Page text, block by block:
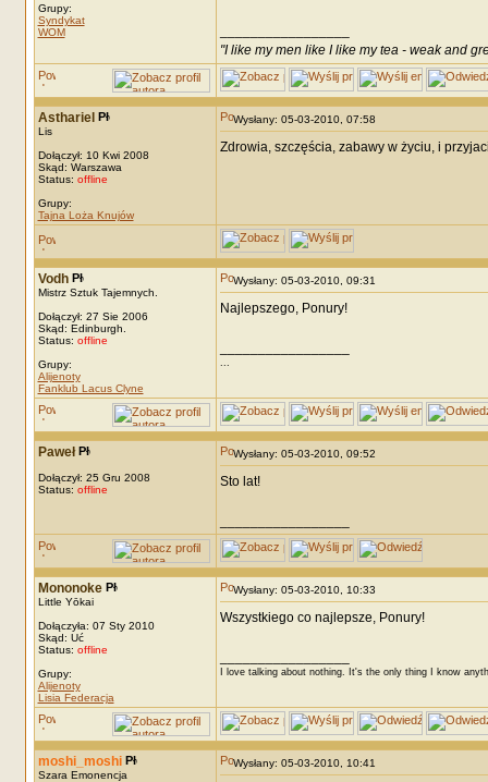
Grupy:
Syndykat
WOM
"I like my men like I like my tea - weak and
Asthariel
Lis
Dołączył: 10 Kwi 2008
Skąd: Warszawa
Status: offline
Grupy:
Tajna Loża Knujów
Wysłany: 05-03-2010, 07:58
Zdrowia, szczęścia, zabawy w życiu, i
Vodh
Mistrz Sztuk Tajemnych.
Dołączył: 27 Sie 2006
Skąd: Edinburgh.
Status: offline
Grupy:
Alijenoty
Fanklub Lacus Clyne
Wysłany: 05-03-2010, 09:31
Najlepszego, Ponury!
...
Paweł
Dołączył: 25 Gru 2008
Status: offline
Wysłany: 05-03-2010, 09:52
Sto lat!
Mononoke
Little Yōkai
Dołączyła: 07 Sty 2010
Skąd: Uć
Status: offline
Grupy:
Alijenoty
Lisia Federacja
Wysłany: 05-03-2010, 10:33
Wszystkiego co najlepsze, Ponury!
I love talking about nothing. It's the only thing I know
moshi_moshi
Szara Emonencja
Wysłany: 05-03-2010, 10:41